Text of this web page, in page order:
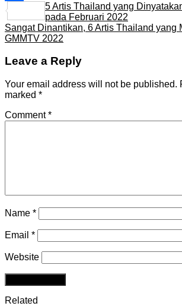
Share
5 Artis Thailand yang
pada Februari 2022
Sangat Dinantikan, 6 Artis Thailand yang
GMMTV 2022
Leave a Reply
Your email address will not be published.
marked *
Comment*
Name *
Email *
Website
Related